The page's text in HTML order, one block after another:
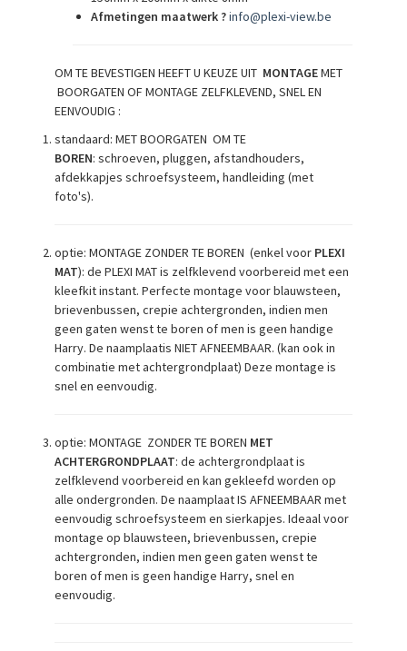
Afmetingen maatwerk ?info@plexi-view.be
OM TE BEVESTIGEN HEEFT U KEUZE UIT MONTAGEMET
BOORGATEN OF MONTAGE ZELFKLEVEND, SNEL EN
EENVOUDIG :
standaard: MET BOORGATEN OM TE
BOREN: schroeven, pluggen, afstandhouders,
afdekkapjes schroefsysteem, handleiding (met
foto's).
optie: MONTAGE ZONDER TE BOREN (enkel voor PLEXI
MAT): de PLEXI MAT is zelfklevend voorbereid met een
kleefkit instant. Perfecte montage voor blauwsteen,
brievenbussen, crepie achtergronden, indien men
geen gaten wenst te boren of men is geen handige
Harry. De naamplaatis NIET AFNEEMBAAR. (kan ook in
combinatie met achtergrondplaat) Deze montage is
snel en eenvoudig.
optie: MONTAGE ZONDER TE BOREN MET
ACHTERGRONDPLAAT: de achtergrondplaat is
zelfklevend voorbereid en kan gekleefd worden op
alle ondergronden. De naamplaat IS AFNEEMBAAR met
eenvoudig schroefsysteem en sierkapjes. Ideaal voor
montage op blauwsteen, brievenbussen, crepie
achtergronden, indien men geen gaten wenst te
boren of men is geen handige Harry, snel en
eenvoudig.